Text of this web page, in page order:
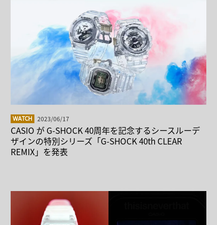
WATCH 2023/06/17
CASIO が G-SHOCK 40周年を記念するシースルーデ
ザインの特別シリーズ「G-SHOCK 40th CLEAR
REMIX」を発表